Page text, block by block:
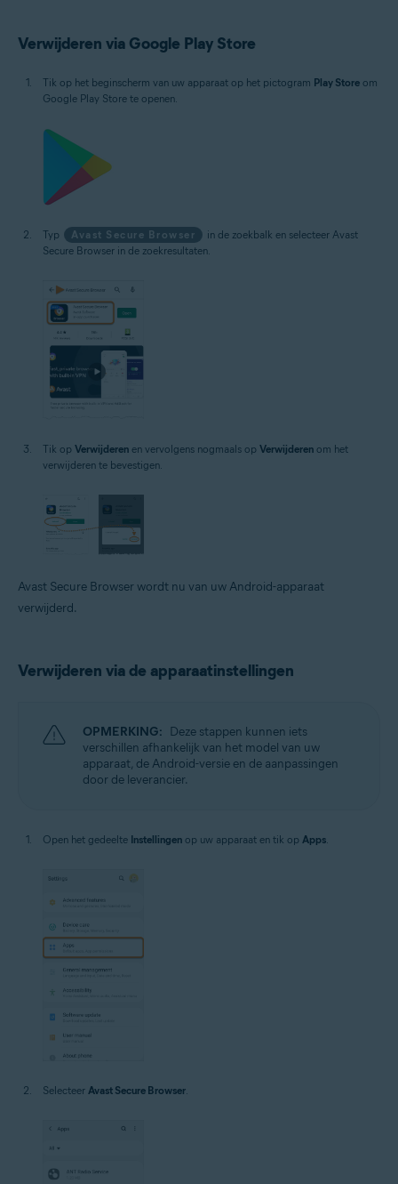
Verwijderen via Google Play Store
Tik op het beginscherm van uw apparaat op het pictogram Play Store om
Google Play Store te openen.
Typ Avast Secure Browser
in de zoekbalk en selecteer Avast
Secure Browser in de zoekresultaten.
Tik op Verwijderen en vervolgens nogmaals op Verwijderen om het
verwijderen te bevestigen.
Avast Secure Browser wordt nu van uw Android-apparaat
verwijderd.
Verwijderen via de apparaatinstellingen
OPMERKING: Deze stappen kunnen iets
verschillen afhankelijk van het model van uw
apparaat, de Android-versie en de aanpassingen
door de leverancier.
Open het gedeelte Instellingen op uw apparaat en tik op Apps
Selecteer Avast Secure Browser.